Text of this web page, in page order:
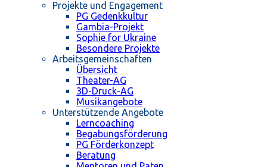
Projekte und Engagement
PG Gedenkkultur
Gambia-Projekt
Sophie for Ukraine
Besondere Projekte
Arbeitsgemeinschaften
Übersicht
Theater-AG
3D-Druck-AG
Musikangebote
Unterstützende Angebote
Lerncoaching
Begabungsförderung
PG Förderkonzept
Beratung